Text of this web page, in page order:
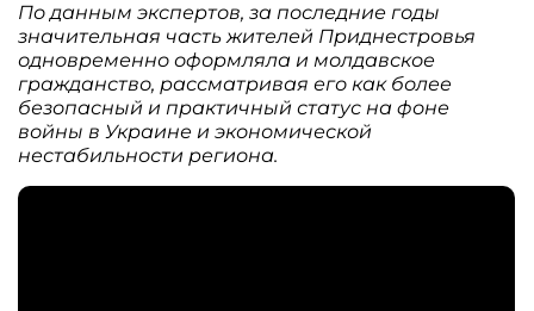
По данным экспертов, за последние годы
значительная часть жителей Приднестровья
одновременно оформляла и молдавское
гражданство, рассматривая его как более
безопасный и практичный статус на фоне
войны в Украине и экономической
нестабильности региона.